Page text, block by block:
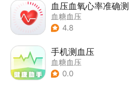
血压血氧心率准确测
血糖血压
4.8
手机测血压
血糖血压
0.0